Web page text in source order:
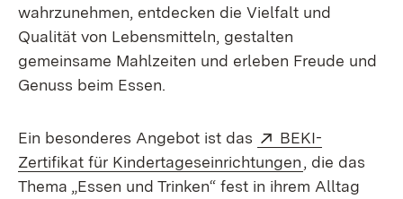
wahrzunehmen, entdecken die Vielfalt und
Qualität von Lebensmitteln, gestalten
gemeinsame Mahlzeiten und erleben Freude und
Genuss beim Essen.
Ein besonderes Angebot ist das Extern:
BEKI-
Zertifikat für Kindertageseinrichtungen (Öffnet in
, die das
Thema „Essen und Trinken“ fest in ihrem Alltag